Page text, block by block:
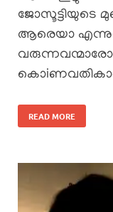
ജോസൂട്ടിയുടെ
ആരെയാ
READ MORE